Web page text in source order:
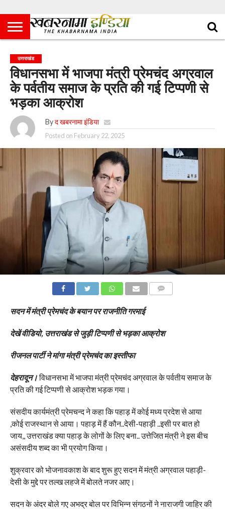
उत्तराखंड
विधानसभा में भाजपा मंत्री प्रेमचंद अग्रवाल
के पर्वतीय समाज के प्रति की गई टिप्पणी से
भड़का आक्रोश
By द खबरनामा इंडिया
Posted on February 22, 2025
सदन में मंत्री प्रेमचंद के बयान पर राजनीति गरमाई
देखें वीडियो, उत्तराखंड से जुड़ी टिप्पणी से भड़का आक्रोश
रीजनल पार्टी ने मांगा मंत्री प्रेमचंद का इस्तीफा
देहरादून।विधानसभा में भाजपा मंत्री प्रेमचंद अग्रवाल के पर्वतीय समाज के
प्रति की गई टिप्पणी से आक्रोश भड़क गया।
संसदीय कार्यमंत्री प्रेमचन्द ने कहा कि पहाड़ में कोई मध्य प्रदेश से आया
,कोई राजस्थान से आया। पहाड़ में हैं कौन..देसी-पहाड़ी ..इसी पर बात हो
जाय,, उत्तराखंड क्या पहाड़ के लोगों के लिए बना.. उत्तेजित मंत्री ने इस बीच
असंसदीय शब्द का भी प्रयोग किया।
शुक्रवार को भोजनावकाश के बाद शुरू हुए सदन में मंत्री अग्रवाल पहाड़ी-
देसी के मुद्दे पर तल्ख लहजे में बोलते नजर आए।
सदन के अंदर बोले गए अभद्र बोल पर विभिन्न संगठनों ने नाराजगी जाहिर की